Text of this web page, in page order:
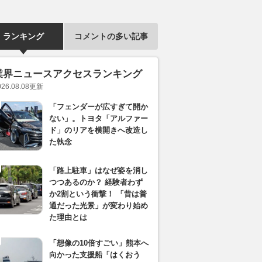
ランキング コメントの多い記事
界ニュースアクセスランキング
更新
「フェンダーが広すぎて開か
ない」。トヨタ「アルファー
ド」のリアを横開きへ改造し
た執念
「路上駐車」はなぜ姿を消し
つつあるのか？ 経験者わず
か2割という衝撃！ 「昔は普
通だった光景」が変わり始め
た理由とは
「想像の10倍すごい」熊本へ
向かった支援船「はくおう